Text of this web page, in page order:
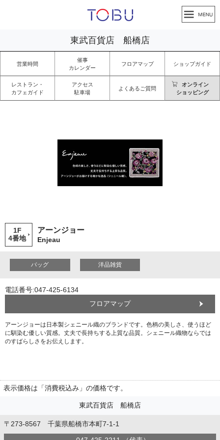
東武百貨店 船橋店
営業時間
催事
カレンダー
フロアマップ ショップガイド
レストラン・
カフェガイド
アクセス
駐車場
よくあるご質問
オンライン
ショッピング
1F
4番地
アーンジョー
Enjeau
バッグ 洋品雑貨
電話番号:047-425-6134
フロアマップ
アーンジョーは日本製シェニール織のブランドです。色柄の美しさ、使うほど
に馴染む優しい質感。丈夫で長持ちする上質な品質。シェニール織物ならでは
のすばらしさをお伝えします。
表示価格は「消費税込み」の価格です。
東武百貨店 船橋店
〒273-8567 千葉県船橋市本町7-1-1